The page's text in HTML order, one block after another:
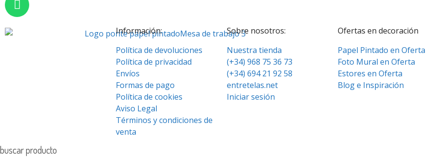
Información:
Política de devoluciones
Política de privacidad
Envíos
Formas de pago
Política de cookies
Aviso Legal
Términos y condiciones de
venta
Sobre nosotros:
Nuestra tienda
(+34) 968 75 36 73
(+34) 694 21 92 58
entretelas.net
Iniciar sesión
Ofertas en decoración
Papel Pintado en Oferta
Foto Mural en Oferta
Estores en Oferta
Blog e Inspiración
buscar producto